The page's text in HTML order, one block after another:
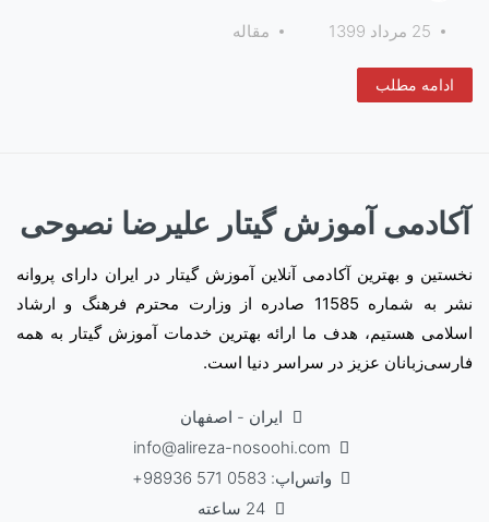
25 مرداد 1399 مقاله
ادامه مطلب
آکادمی آموزش گیتار علیرضا نصوحی
نخستین و بهترین آکادمی آنلاین آموزش گیتار در ایران دارای پروانه
نشر به شماره 11585 صادره از وزارت محترم فرهنگ و ارشاد
اسلامی هستیم، هدف ما ارائه بهترین خدمات آموزش گیتار به همه
فارسی‌زبانان عزیز در سراسر دنیا است.
ایران - اصفهان
info@alireza-nosoohi.com
واتس‌اپ: 0583 571 98936+
24 ساعته